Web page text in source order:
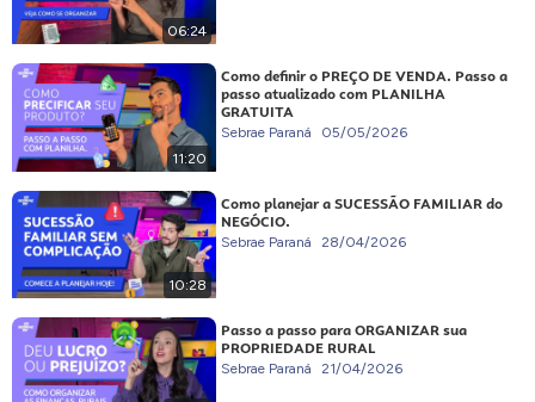
06:24
11:20
Como definir o PREÇO DE VENDA. Passo a
passo atualizado com PLANILHA
GRATUITA
Sebrae Paraná 05/05/2026
10:28
Como planejar a SUCESSÃO FAMILIAR do
NEGÓCIO.
Sebrae Paraná 28/04/2026
Passo a passo para ORGANIZAR sua
PROPRIEDADE RURAL
Sebrae Paraná 21/04/2026